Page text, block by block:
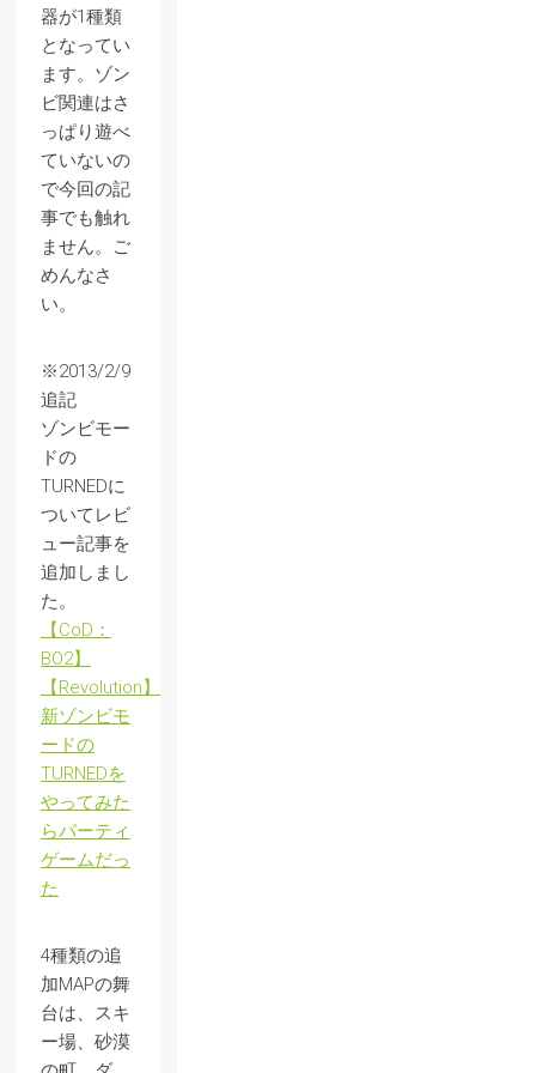
器が1種類
となってい
ます。ゾン
ビ関連はさ
っぱり遊べ
ていないの
で今回の記
事でも触れ
ません。ご
めんなさ
い。
※2013/2/9
追記
ゾンビモー
ドの
TURNEDに
ついてレビ
ュー記事を
追加しまし
た。
【CoD：
BO2】
【Revolution】
新ゾンビモ
ードの
TURNEDを
やってみた
らパーティ
ゲームだっ
た
4種類の追
加MAPの舞
台は、スキ
ー場、砂漠